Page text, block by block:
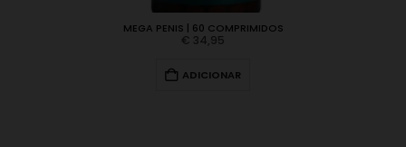
MEGA PENIS | 60 COMPRIMIDOS
€ 34,95
ADICIONAR